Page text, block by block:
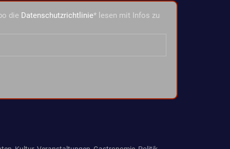
die Datenschutzrichtlinie* lesen mit Infos zu